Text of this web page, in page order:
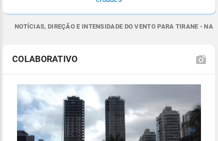
NOTÍCIAS, DIREÇÃO E INTENSIDADE DO VENTO PARA TIRANE - NA
COLABORATIVO